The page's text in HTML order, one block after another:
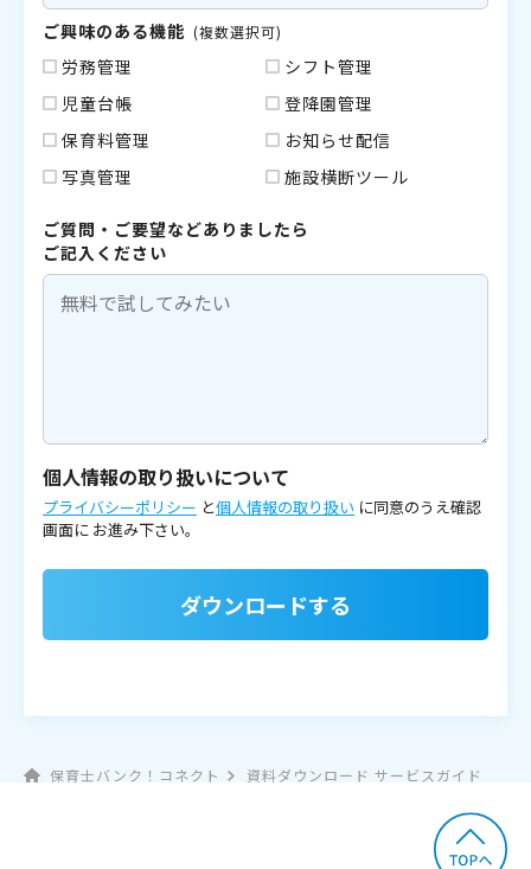
ご興味のある機能 (複数選択可)
労務管理
シフト管理
児童台帳
登降園管理
保育料管理
お知らせ配信
写真管理
施設横断ツール
ご質問・ご要望などありましたら
ご記入ください
個人情報の取り扱いについて
プライバシーポリシー と個人情報の取り扱い に同意のうえ確認
画面に お進み下さい。
ダウンロードする
保育士バンク！コネクト 資料ダウンロード サービスガイド